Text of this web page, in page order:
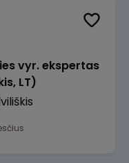
vyr. ekspertas
LT)